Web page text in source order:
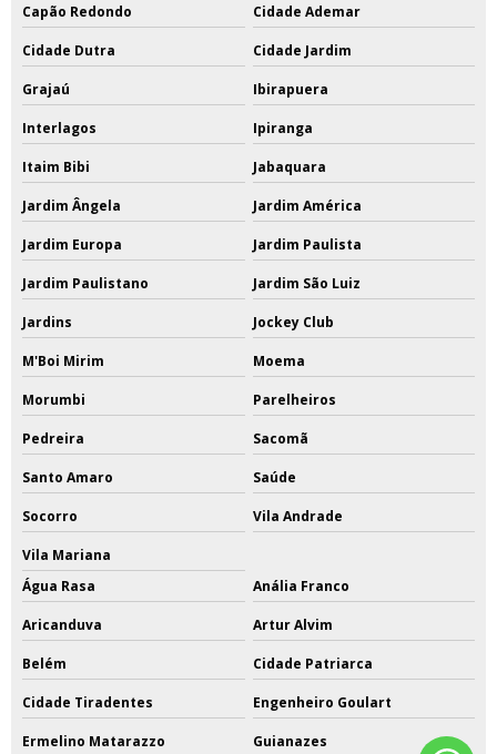
Capão Redondo Cidade Ademar
Cidade Dutra Cidade Jardim
Grajaú Ibirapuera
Interlagos Ipiranga
Itaim Bibi Jabaquara
Jardim Ângela Jardim América
Jardim Europa Jardim Paulista
Jardim Paulistano Jardim São Luiz
Jardins Jockey Club
M'Boi Mirim Moema
Morumbi Parelheiros
Pedreira Sacomã
Santo Amaro Saúde
Socorro Vila Andrade
Vila Mariana
Água Rasa
Anália Franco
Aricanduva Artur Alvim
Belém Cidade Patriarca
Cidade Tiradentes Engenheiro Goulart
Ermelino Matarazzo Guianazes